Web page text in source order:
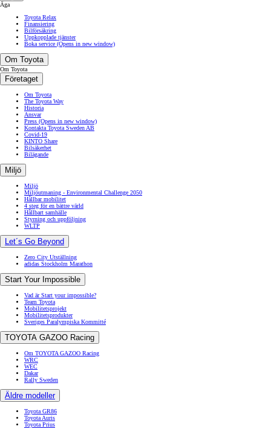
Äga
Toyota Relax
Finansiering
Bilförsäkring
Uppkopplade tjänster
Boka service (Opens in new window)
Om Toyota
Om Toyota
Företaget
Om Toyota
The Toyota Way
Historia
Ansvar
Press (Opens in new window)
Kontakta Toyota Sweden AB
Covid-19
KINTO Share
Bilsäkerhet
Bilägande
Miljö
Miljö
Miljöutmaning - Environmental Challenge 2050
Hållbar mobilitet
4 steg för en bättre värld
Hållbart samhälle
Styrning och uppföljning
WLTP
Let´s Go Beyond
Zero City Utställning
adidas Stockholm Marathon
Start Your Impossible
Vad är Start your impossible?
Team Toyota
Mobilitetsprojekt
Mobilitetsprodukter
Sveriges Paralympiska Kommitté
TOYOTA GAZOO Racing
Om TOYOTA GAZOO Racing
WRC
WEC
Dakar
Rally Sweden
Äldre modeller
Toyota GR86
Toyota Auris
Toyota Prius